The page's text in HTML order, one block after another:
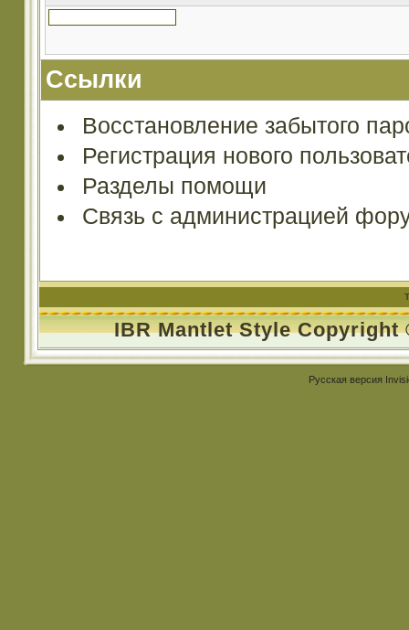
Ссылки
Восстановление забытого
Регистрация нового
Разделы помощи
Связь с администрацией
IBR Mantlet Style Copyright
Русская версия